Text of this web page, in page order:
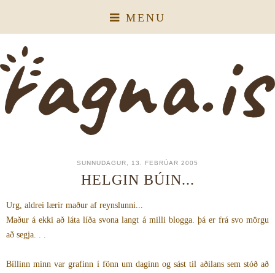
MENU
SUNNUDAGUR, 13. FEBRÚAR 2005
HELGIN BÚIN...
Urg, aldrei lærir maður af reynslunni...
Maður á ekki að láta líða svona langt á milli blogga. þá er frá svo mörgu
að segja. . .
Bíllinn minn var grafinn í fönn um daginn og sást til aðilans sem stóð að